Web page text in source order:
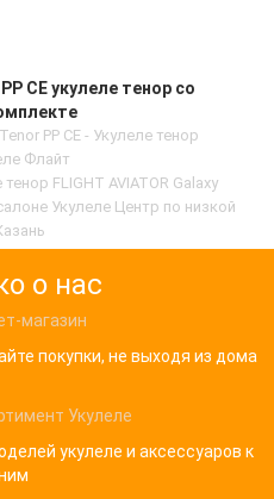
CE укулеле тенор со
PP CE - Укулеле тенор
Флайт
FLIGHT AVIATOR Galaxy
Укулеле Центр по низкой
о нас
магазин
покупки, не выходя из дома
Укулеле
укулеле и аксессуаров к